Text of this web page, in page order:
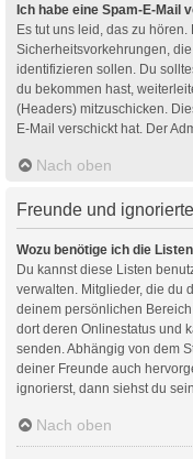
Ich habe eine Spam-E-Mail
Es tut uns leid, das zu
Sicherheitsvorkehrungen,
identifizieren sollen. Du
du bekommen hast,
(Headers) mitzuschicken.
E-Mail verschickt hat. Der
Nach oben
Freunde und
Wozu benötige ich die
Du kannst diese Listen
verwalten. Mitglieder, die du
deinem persönlichen
dort deren Onlinestatus und
senden. Abhängig von dem
deiner Freunde auch
ignorierst, dann siehst du
Nach oben